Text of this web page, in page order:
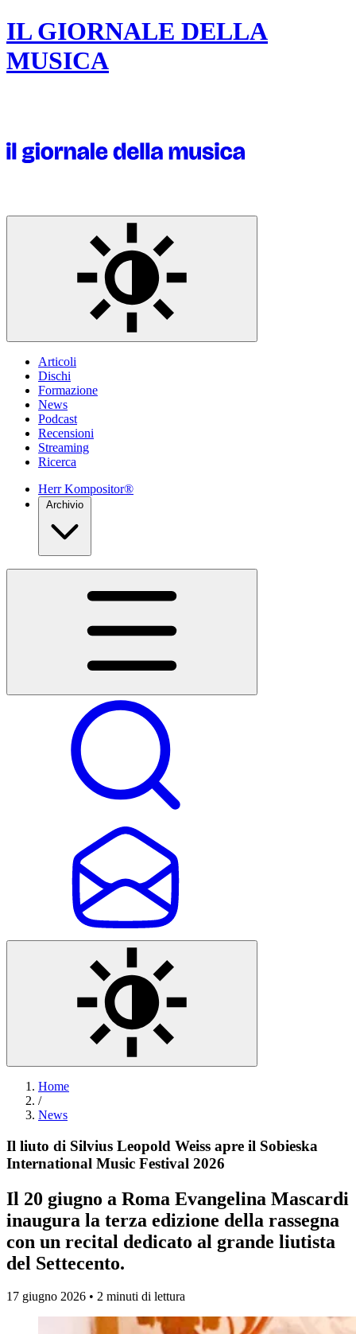
IL GIORNALE DELLA
MUSICA
Articoli
Dischi
Formazione
News
Podcast
Recensioni
Streaming
Ricerca
Herr Kompositor®
Archivio
Home
/
News
Il liuto di Silvius Leopold Weiss apre il Sobieska
International Music Festival 2026
Il 20 giugno a Roma Evangelina Mascardi
inaugura la terza edizione della rassegna
con un recital dedicato al grande liutista
del Settecento.
17 giugno 2026 • 2 minuti di lettura